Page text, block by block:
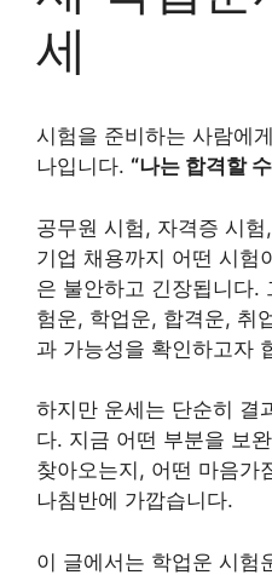
세
시험을 준비하는 사람에
나입니다. “나는 합격할
공무원 시험, 자격증 시
기업 채용까지 어떤 시험
은 불안하고 긴장됩니다.
험운, 학업운, 합격운, 취
과 가능성을 확인하고자
하지만 운세는 단순히 결
다. 지금 어떤 부분을 보
찾아오는지, 어떤 마음가
나침반에 가깝습니다.
이 글에서는 학업운 시험